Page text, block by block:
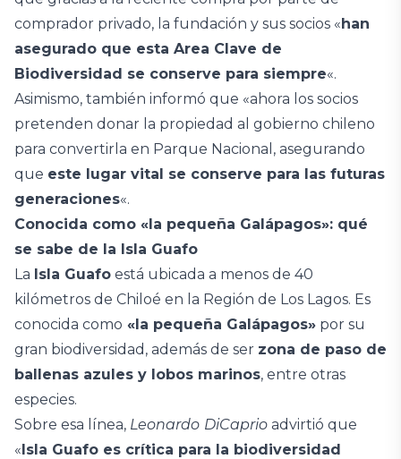
comprador privado, la fundación y sus socios «han
asegurado que esta Area Clave de
Biodiversidad se conserve para siempre«.
Asimismo, también informó que «ahora los socios
pretenden donar la propiedad al gobierno chileno
para convertirla en Parque Nacional, asegurando
que este lugar vital se conserve para las futuras
generaciones«.
Conocida como «la pequeña Galápagos»: qué
se sabe de la Isla Guafo
La Isla Guafo está ubicada a menos de 40
kilómetros de Chiloé en la Región de Los Lagos. Es
conocida como «la pequeña Galápagos» por su
gran biodiversidad, además de ser zona de paso de
ballenas azules y lobos marinos, entre otras
especies.
Sobre esa línea, Leonardo DiCaprio advirtió que
«Isla Guafo es crítica para la biodiversidad